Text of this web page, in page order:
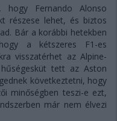
hogy Fernando Alonso
részese lehet, és biztos
Bár a korábbi hetekben
a kétszeres F1-es
visszatérhet az Alpine-
tett az Aston
következtetni, hogy
minőségben teszi-e ezt,
már nem élvezi